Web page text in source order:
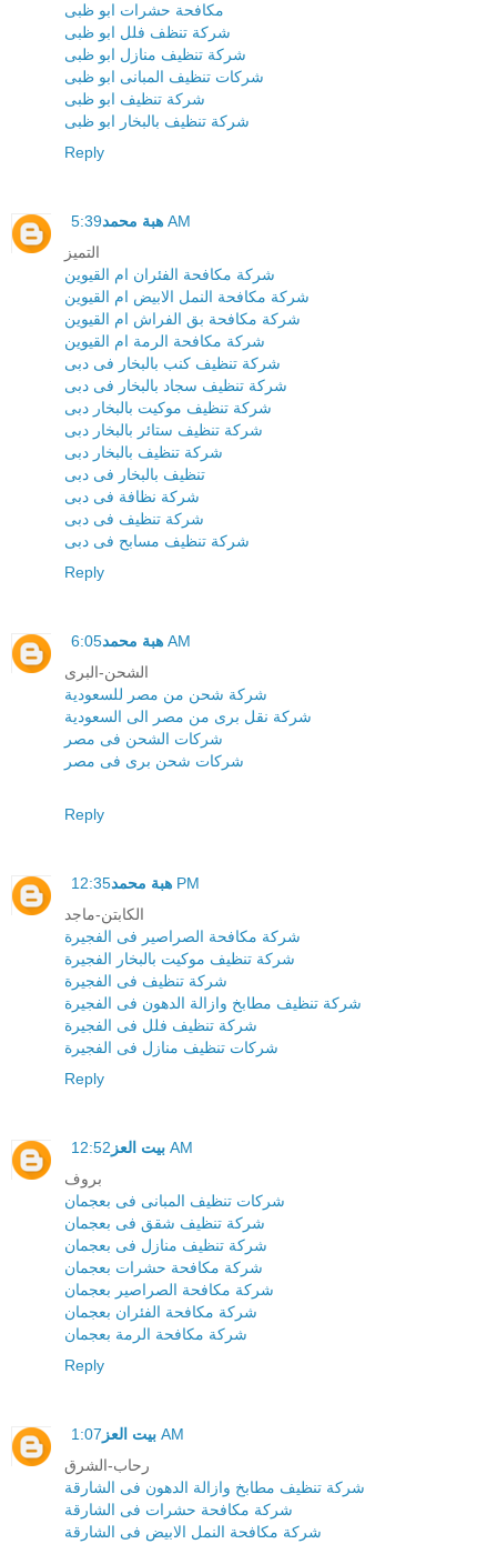
مكافحة حشرات ابو ظبى
شركة تنظف فلل ابو ظبى
شركة تنظيف منازل ابو ظبى
شركات تنظيف المبانى ابو ظبى
شركة تنظيف ابو ظبى
شركة تنظيف بالبخار ابو ظبى
Reply
هبة محمد 5:39 AM
التميز
شركة مكافحة الفئران ام القيوين
شركة مكافحة النمل الابيض ام القيوين
شركة مكافحة بق الفراش ام القيوين
شركة مكافحة الرمة ام القيوين
شركة تنظيف كنب بالبخار فى دبى
شركة تنظيف سجاد بالبخار فى دبى
شركة تنظيف موكيت بالبخار دبى
شركة تنظيف ستائر بالبخار دبى
شركة تنظيف بالبخار دبى
تنظيف بالبخار فى دبى
شركة نظافة فى دبى
شركة تنظيف فى دبى
شركة تنظيف مسابح فى دبى
Reply
هبة محمد 6:05 AM
الشحن-البرى
شركة شحن من مصر للسعودية
شركة نقل برى من مصر الى السعودية
شركات الشحن فى مصر
شركات شحن برى فى مصر
Reply
هبة محمد 12:35 PM
الكابتن-ماجد
شركة مكافحة الصراصير فى الفجيرة
شركة تنظيف موكيت بالبخار الفجيرة
شركة تنظيف فى الفجيرة
شركة تنظيف مطابخ وازالة الدهون فى الفجيرة
شركة تنظيف فلل فى الفجيرة
شركات تنظيف منازل فى الفجيرة
Reply
بيت العز 12:52 AM
بروف
شركات تنظيف المبانى فى بعجمان
شركة تنظيف شقق فى بعجمان
شركة تنظيف منازل فى بعجمان
شركة مكافحة حشرات بعجمان
شركة مكافحة الصراصير بعجمان
شركة مكافحة الفئران بعجمان
شركة مكافحة الرمة بعجمان
Reply
بيت العز 1:07 AM
رحاب-الشرق
شركة تنظيف مطابخ وازالة الدهون فى الشارقة
شركة مكافحة حشرات فى الشارقة
شركة مكافحة النمل الابيض فى الشارقة